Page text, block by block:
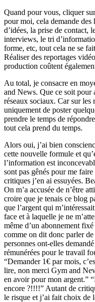
Quand pour vous, cliquer
pour moi, cela demande des
d’idées, la prise de contact,
interviews, le tri
forme, etc, tout cela ne se
Réaliser des reportages
production coûtent
Au total, je consacre en
and News. Que ce soit pour
réseaux sociaux. Car sur les
uniquement de poster
prendre le temps de
tout cela prend du temps.
Alors oui, j’ai bien
cette nouvelle formule et
l’information est
sont pas gênés pour me
critiques j’en ai essuyées.
On m’a accusée de n’être
croire que je tenais ce blog
que l’argent qui
face et à laquelle je ne
même d’un abonnement
comme on dit donc parler de
personnes ont-elles
rémunérées pour le travail
“Demander 1€ par mois,
lire, non merci Gym and
en avoir pour mon argent.”
encore ?!!!!” Autant de
le risque et j’ai fait choix